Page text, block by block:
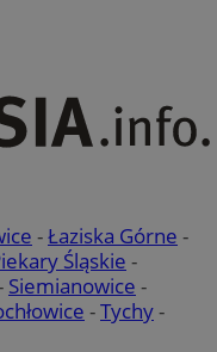
-Łaziska Górne -
Śląskie -
Siemianowice -
-Tychy-